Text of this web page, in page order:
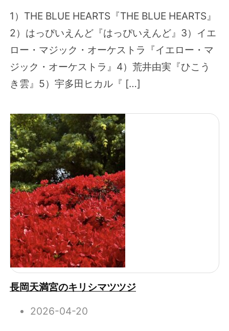
1）THE BLUE HEARTS『THE BLUE HEARTS』
2）はっぴいえんど『はっぴいえんど』3）イエ
ロー・マジック・オーケストラ『イエロー・マ
ジック・オーケストラ』4）荒井由実『ひこう
き雲』5）宇多田ヒカル『 […]
長岡天満宮のキリシマツツジ
2026-04-20